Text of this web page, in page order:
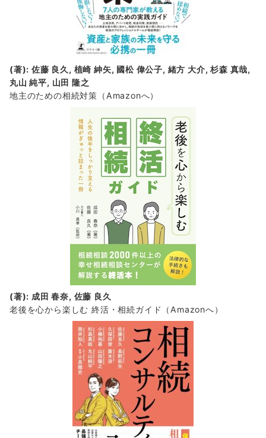
(著): 佐藤 良久, 植崎 紳矢, 國松 偉公子, 緒方 大介, 杉森 真哉,
丸山 純平, 山田 隆之
地主のための相続対策 （Amazonへ）
(著): 成田 春奈, 佐藤 良久
老後を心から楽しむ 終活・相続ガイド
（Amazonへ）